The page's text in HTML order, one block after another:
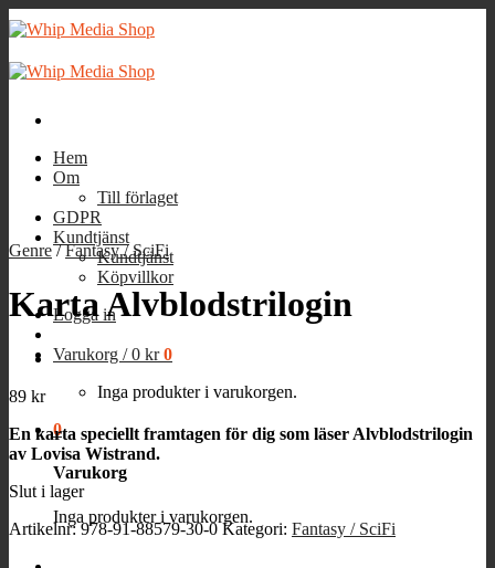
Skip
to
Hem
Om
Till förlaget
GDPR
Kundtjänst
Kundtjänst
Köpvillkor
Logga in
Varukorg /0 kr 0
Inga produkter i varukorgen.
0
Varukorg
Inga produkter i varukorgen.
Genre / Fantasy / SciFi
Karta Alvblodstrilogin
89 kr
En karta speciellt framtagen för dig som läser Alvblodstrilogin
av Lovisa Wistrand.
Slut i lager
Artikelnr:978-91-88579-30-0 Kategori: Fantasy / SciFi